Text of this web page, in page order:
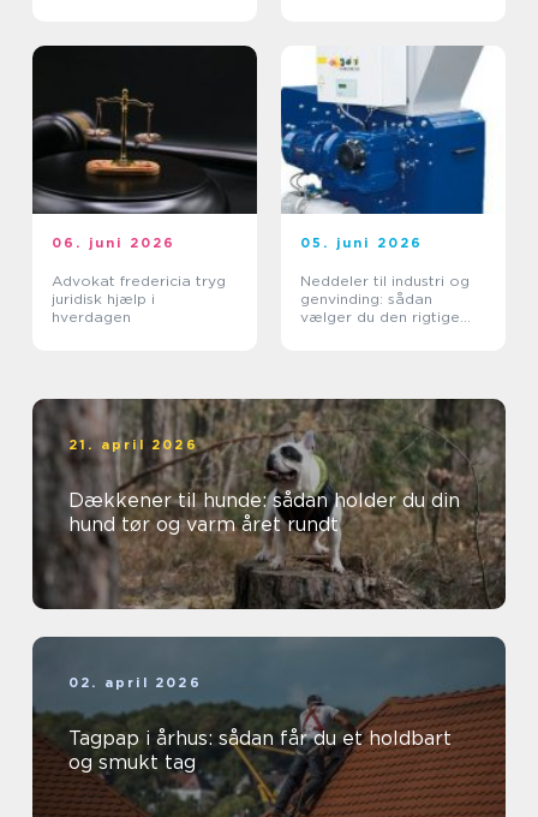
06. juni 2026
Advokat fredericia tryg
juridisk hjælp i
hverdagen
05. juni 2026
Neddeler til industri og
genvinding: sådan
vælger du den rigtige
21. april 2026
Dækkener til hunde: sådan holder du din
hund tør og varm året rundt
02. april 2026
Tagpap i århus: sådan får du et holdbart
og smukt tag